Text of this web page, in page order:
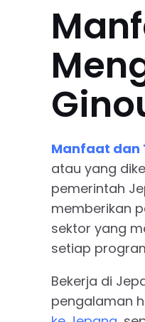
Manfaat dan
atau yang
pemerintah
memberikan
sektor yang
setiap
Bekerja di
pengalaman